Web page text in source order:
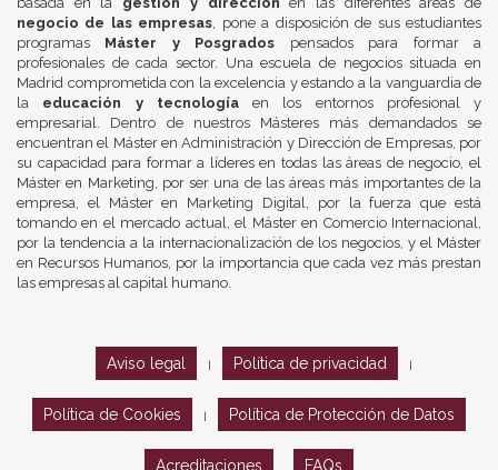
negocio de las empresas, pone a disposición de sus estudiantes
programas Máster y Posgrados pensados para formar a
profesionales de cada sector. Una escuela de negocios situada en
Madrid comprometida con la excelencia y estando a la vanguardia de
la educación y tecnologíaen los entornos profesional y
empresarial. Dentro de nuestros Másteres más demandados se
encuentran el Máster en Administración y Dirección de Empresas, por
su capacidad para formar a líderes en todas las áreas de negocio, el
Máster en Marketing, por ser una de las áreas más importantes de la
empresa, el Máster en Marketing Digital, por la fuerza que está
tomando en el mercado actual, el Máster en Comercio Internacional,
por la tendencia a la internacionalización de los negocios, y el Máster
en Recursos Humanos, por la importancia que cada vez más prestan
las empresas al capital humano.
Aviso legal Política de privacidad
Política de Cookies Política de Protección de Datos
Acreditaciones FAQs